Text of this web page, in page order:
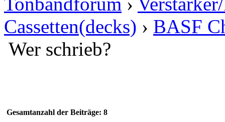
Hallo, Gast!Anmelden
Tonbandforum›
Cassetten(decks)